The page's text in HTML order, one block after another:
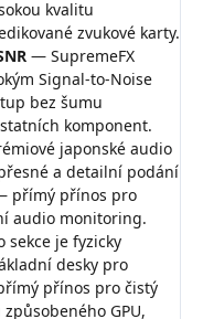
kvalitu
zvukové karty.
— SupremeFX
Signal-to-Noise
bez šumu
komponent.
japonské audio
a detailní podání
přímý přínos pro
audio monitoring.
je fyzicky
desky pro
přínos pro čistý
GPU,